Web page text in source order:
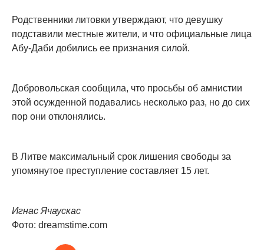
Родственники литовки утверждают, что девушку
подставили местные жители, и что официальные лица
Абу-Даби добились ее признания силой.
Добровольская сообщила, что просьбы об амнистии
этой осужденной подавались несколько раз, но до сих
пор они отклонялись.
В Литве максимальный срок лишения свободы за
упомянутое преступление составляет 15 лет.
Игнас Ячаускас
Фото: dreamstime.com